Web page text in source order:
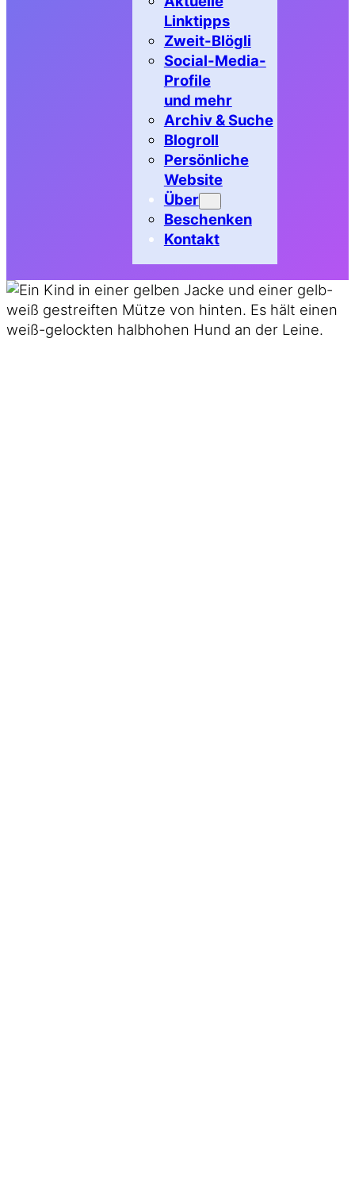
Linktipps
Zweit-Blögli
Social-Media-
Profile
und mehr
Archiv & Suche
Blogroll
Persönliche
Website
Über
Beschenken
Kontakt